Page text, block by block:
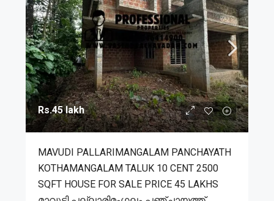
Rs.45 lakh
MAVUDI PALLARIMANGALAM PANCHAYATH
KOTHAMANGALAM TALUK 10 CENT 2500
SQFT HOUSE FOR SALE PRICE 45 LAKHS